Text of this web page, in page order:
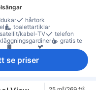
hårtork
toalettartiklar
satellit/kabel-TV
telefon
gratis te
kylskåp
rökfria rum tillgängliga
se priser